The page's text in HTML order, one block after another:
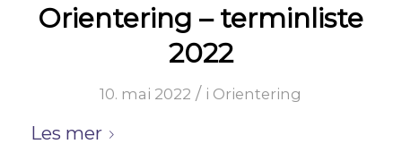
Orientering – terminliste
2022
10. mai 2022 / i Orientering
Les mer